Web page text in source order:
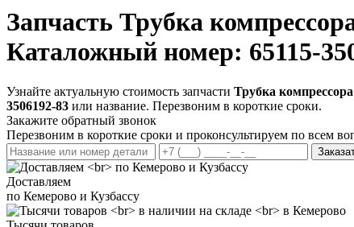
Запчасть Трубка
Каталожный номер: 65115-
Узнайте актуальную стоимость запчасти Трубка
3506192-83 или название. Перезвоним в короткие сроки.
Закажите обратный звонок
Перезвоним в короткие сроки и проконсультируем по всем
Доставляем
по Кемерово и Кузбассу